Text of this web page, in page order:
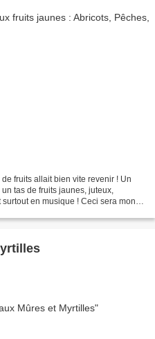
fruits allait bien vite revenir ! Un
tas de fruits jaunes, juteux,
en musique ! Ceci sera mon